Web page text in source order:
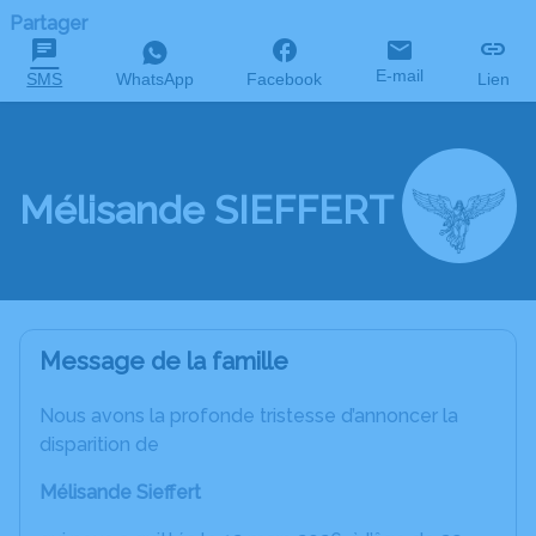
Partager
SMS WhatsApp Facebook E-mail Lien
Mélisande SIEFFERT
Message de la famille
Nous avons la profonde tristesse d’annoncer la
disparition de
Mélisande Sieffert